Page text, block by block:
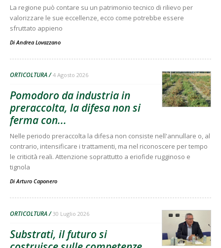
La regione può contare su un patrimonio tecnico di rilievo per
valorizzare le sue eccellenze, ecco come potrebbe essere
sfruttato appieno
Di Andrea Lovazzano
ORTICOLTURA 4 Agosto 2026
Pomodoro da industria in
preraccolta, la difesa non si
ferma con...
Nelle periodo preraccolta la difesa non consiste nell'annullare o, al
contrario, intensificare i trattamenti, ma nel riconoscere per tempo
le criticità reali. Attenzione soprattutto a eriofide rugginoso e
tignola
Di Arturo Caponero
ORTICOLTURA 30 Luglio 2026
Substrati, il futuro si